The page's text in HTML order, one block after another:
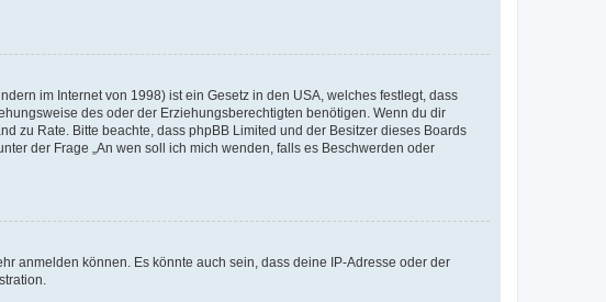
im Internet von 1998) ist ein Gesetz in den USA, welches festlegt, dass
des oder der Erziehungsberechtigten benötigen. Wenn du dir
zu Rate. Bitte beachte, dass phpBB Limited und der Besitzer dieses Boards
der Frage „An wen soll ich mich wenden, falls es Beschwerden oder
anmelden können. Es könnte auch sein, dass deine IP-Adresse oder der